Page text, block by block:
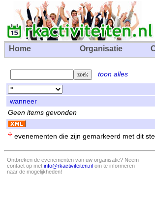
Home Organisatie
toon alles
wanneer
Geen items gevonden
evenementen die zijn gemarkeerd met dit
Ontbreken de evenementen van uw organisatie? Neem
contact op met info@rkactiviteiten.nl om te informeren
naar de mogelijkheden!